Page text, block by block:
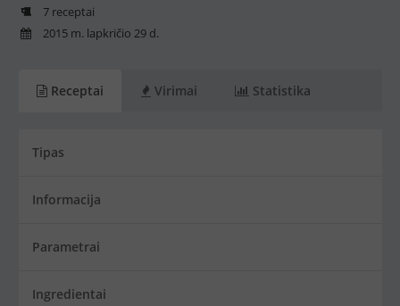
7 receptai
2015 m. lapkričio 29 d.
Receptai Virimai Statistika
Tipas
Informacija
Parametrai
Ingredientai